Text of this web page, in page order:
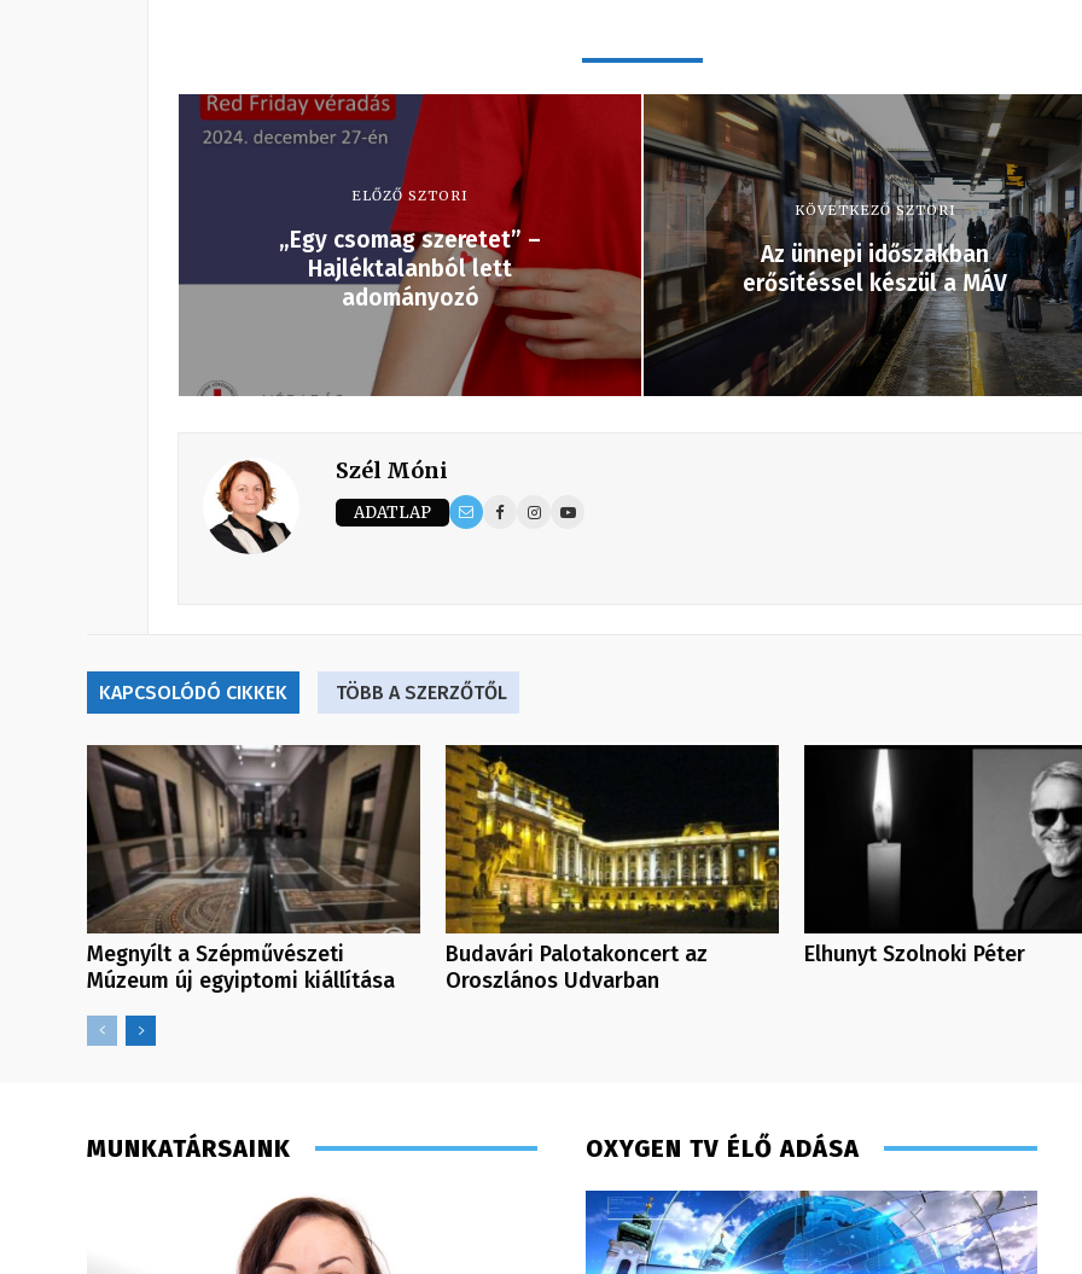
ELŐZŐ SZTORI
„Egy csomag szeretet” –
Hajléktalanból lett
adományozó
KÖVETKEZŐ SZTORI
Az ünnepi időszakban
erősítéssel készül a MÁV
Szél Móni
ADATLAP
KAPCSOLÓDÓ CIKKEK TÖBB A SZERZŐTŐL
Megnyílt a Szépművészeti
Múzeum új egyiptomi kiállítása
Budavári Palotakoncert az
Oroszlános Udvarban
Elhunyt Szolnoki Péter
MUNKATÁRSAINK OXYGEN TV ÉLŐ ADÁSA